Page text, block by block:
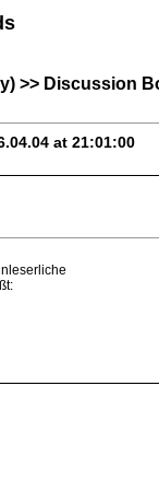
>> Discussion
at 21:01:00